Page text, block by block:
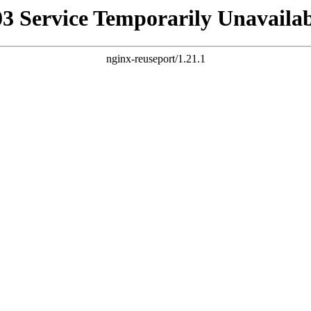
Service Temporarily
nginx-reuseport/1.21.1